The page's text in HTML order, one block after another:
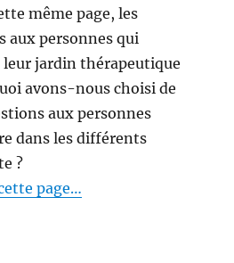
même page, les
aux personnes qui
jardin thérapeutique
avons-nous choisi de
aux personnes
dans les différents
?
page…